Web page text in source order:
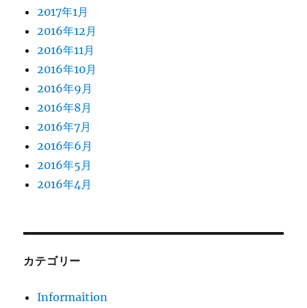
2017年1月
2016年12月
2016年11月
2016年10月
2016年9月
2016年8月
2016年7月
2016年6月
2016年5月
2016年4月
カテゴリー
Informaition